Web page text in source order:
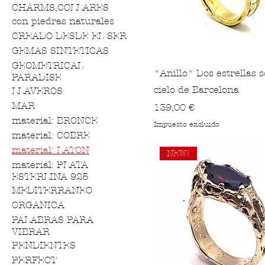
CHARMS,COLLARES
con piedras naturales
CREADO DESDE EL SER
GEMAS SINTETICAS
GEOMETRICAL
PARADISE
LLAVEROS
MAR
material: BRONCE
material: COBRE
material: LATON
material: PLATA
ESTERLINA 925
MEDITERRANEO
ORGANICA
PALABRAS PARA
VIBRAR
PENDIENTES
PERFECT
*Anillo* Dos estrellas
cielo de Barcelona
Precio
139,00 €
Impuesto excluido
NEW!